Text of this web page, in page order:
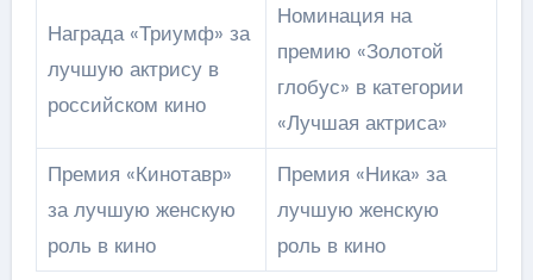
Награда «Триумф» за
лучшую актрису в
российском кино
Номинация на
премию «Золотой
глобус» в категории
«Лучшая актриса»
Премия «Кинотавр»
за лучшую женскую
роль в кино
Премия «Ника» за
лучшую женскую
роль в кино